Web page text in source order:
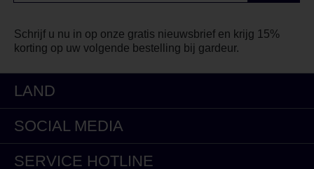
Schrijf u nu in op onze gratis nieuwsbrief en krijg 15%
korting op uw volgende bestelling bij gardeur.
LAND
SOCIAL MEDIA
SERVICE HOTLINE